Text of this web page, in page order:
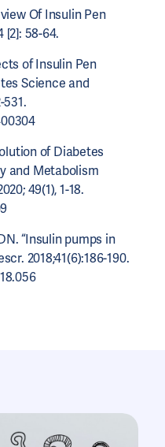
Of Insulin Pen
[2]: 58-64.
of Insulin Pen
Science and
531.
of Diabetes
and Metabolism
49(1), 1-18.
“Insulin pumps in
2018;41(6):186-190.